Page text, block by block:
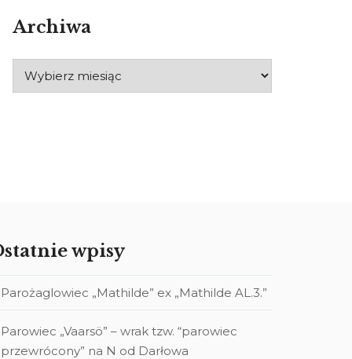
Archiwa
wpisy
Parożaglowiec „Mathilde” ex „Mathilde AL.3.”
Parowiec „Vaarsö” – wrak tzw. “parowiec
przewrócony” na N od Darłowa